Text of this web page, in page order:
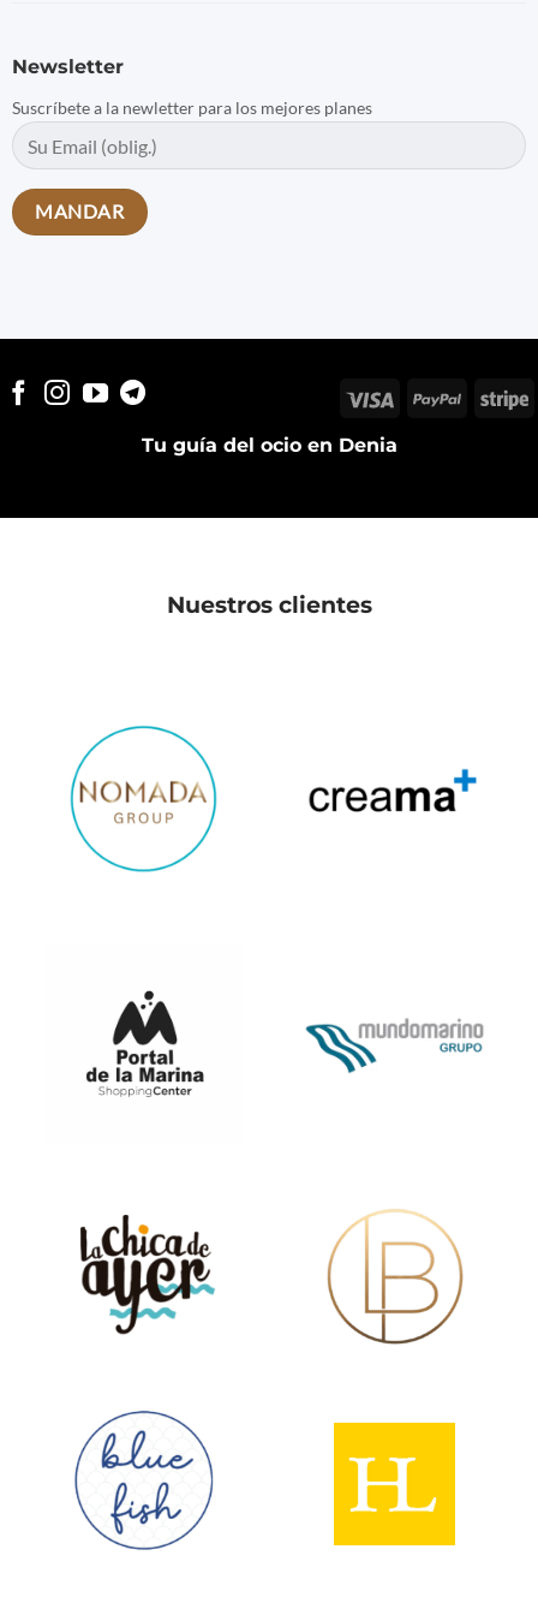
Newsletter
Suscríbete a la newletter para los mejores planes
Tu guía del ocio en Denia
Visa PayPal
Nuestros clientes